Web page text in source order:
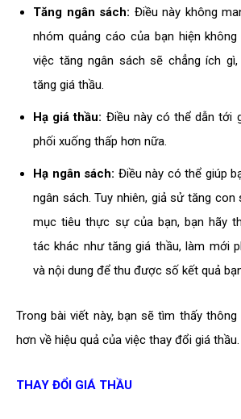
Tăng ngân sách: Điều này không
nhóm quảng cáo của bạn hiện
việc tăng ngân sách sẽ chẳng ích
tăng giá thầu.
Hạ giá thầu: Điều này có thể dẫn tới
phối xuống thấp hơn nữa.
Hạ ngân sách: Điều này có thể giúp
ngân sách. Tuy nhiên, giả sử tăng
mục tiêu thực sự của bạn, bạn hãy
tác khác như tăng giá thầu, làm mới
và nội dung để thu được số kết quả
Trong bài viết này, bạn sẽ tìm thấy
hơn về hiệu quả của việc thay đổi giá thầu.
THAY ĐỔI GIÁ THẦU